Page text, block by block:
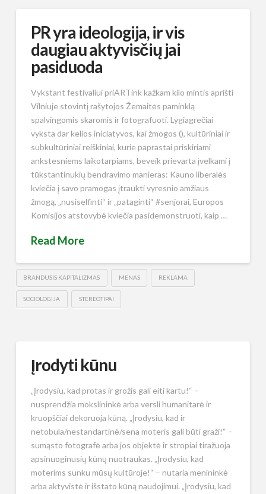
PR yra ideologija, ir vis
daugiau aktyvisčių jai
pasiduoda
Vykstant festivaliui priARTink kažkam kilo mintis aprišti
Vilniuje stovintį rašytojos Žemaitės paminklą
spalvingomis skaromis ir fotografuoti. Lygiagrečiai
vyksta dar kelios iniciatyvos, kai žmogos (), kultūriniai ir
subkultūriniai reiškiniai, kurie paprastai priskiriami
ankstesniems laikotarpiams, beveik prievarta įvelkami į
tūkstantinukių bendravimo manieras: Kauno liberalės
kviečia į savo pramogas įtraukti vyresnio amžiaus
žmogą, „nusiselfinti“ ir „pataginti“ #senjorai, Europos
Komisijos atstovybė kviečia pasidemonstruoti, kaip …
Read More
BRANDUSIS KAPITALIZMAS MENAS REKLAMA
SOCIOLOGIJA STEREOTIPAI
Įrodyti kūnu
„Įrodysiu, kad protas ir grožis gali eiti kartu!“ –
nusprendžia mokslininkė arba versli humanitarė ir
kruopščiai dekoruoja kūną. „Įrodysiu, kad ir
netobula/nestandartinė/sena moteris gali būti graži!“ –
sumąsto fotografė arba jos objektė ir stropiai tiražuoja
apsinuoginusių kūnų nuotraukas. „Įrodysiu, kad
moterims sunku mūsų kultūroje!“ – nutaria menininkė
arba aktyvistė ir išstato kūną naudojimui. „Įrodysiu, kad